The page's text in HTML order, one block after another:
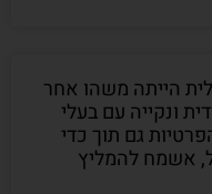
הייתה משהו אחר
ונקייה עם בעלי
גם תוך כדי
אשמח להמליץ